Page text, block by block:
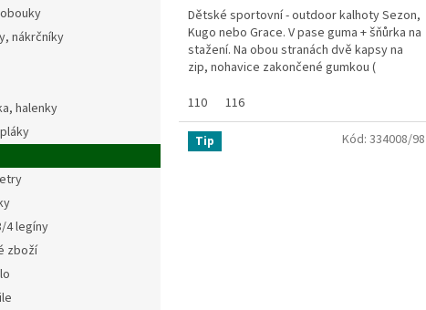
nákrčníky
halenky
4 legíny
zboží
Dětské sportovní - outdoor kalhoty Sezon,
Kugo nebo Grace. V pase guma + šňůrka na
stažení. Na obou stranách dvě kapsy na
zip, nohavice zakončené gumkou (
110
116
Tip Kód: 334008/98